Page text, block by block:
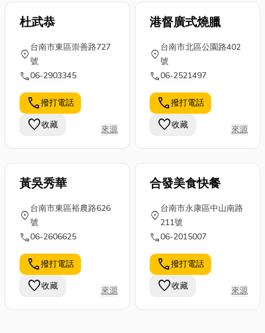
杜武恭
location_on
台南市東區崇善路727
號
call06-2903345
call撥打電話
favorite收藏 來源
港督廣式燒臘
location_on
台南市北區公園路402
號
call06-2521497
call撥打電話
favorite收藏 來源
黃吳秀華
location_on
台南市東區裕農路626
號
call06-2606625
call撥打電話
favorite收藏 來源
合發美食快餐
location_on
台南市永康區中山南路
211號
call06-2015007
call撥打電話
favorite收藏 來源